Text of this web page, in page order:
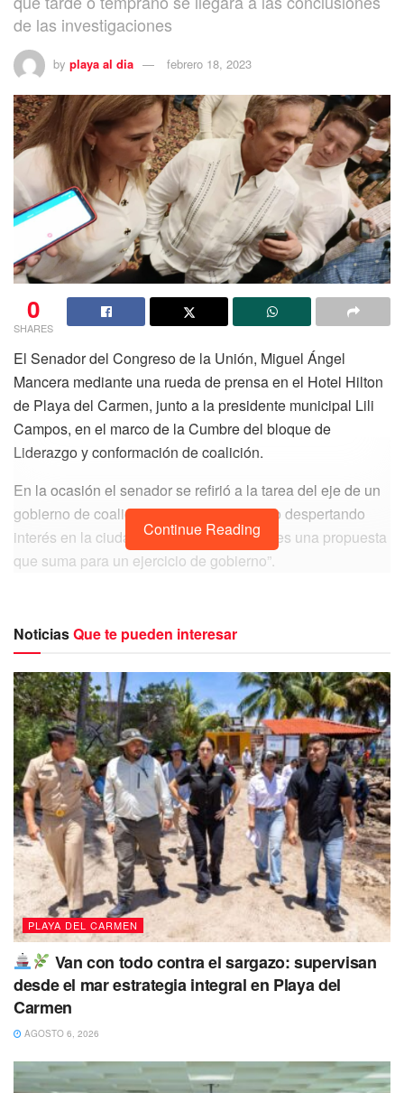
de las investigaciones
by playa al dia febrero 18, 2023
0
SHARES
El Senador del Congreso de la Unión, Miguel Ángel
Mancera mediante una rueda de prensa en el Hotel Hilton
de Playa del Carmen, junto a la presidente municipal Lili
Campos, en el marco de la Cumbre del bloque de
Liderazgo y conformación de coalición.
En la ocasión el senador se refirió a la tarea del eje de un
gobierno de coalición nacional que ha ido despertando
interés en la ciudadanía, ya que señala “ es una propuesta
que suma para un ejercicio de gobierno”.
morenistas la ex edil Laura Beristain y su entonces
directora del DIF Municipal Mirella Diaz, cometieron una
serie de actos ilícitos, por lo que fue necesario que en
Solidaridad se realizará un cambio, que gracias a la
coalición conformada actualmente se logró bajo la actual
administración de la presidente municipal Lili Campos
instalar un gobierno en favor de la ciudadanía.
No dejes de Leer
Continue Reading
NoticiasQue te pueden interesar
PLAYA DEL CARMEN
Van con todo contra el sargazo: supervisan
desde el mar estrategia integral en Playa del
Carmen
AGOSTO 6, 2026